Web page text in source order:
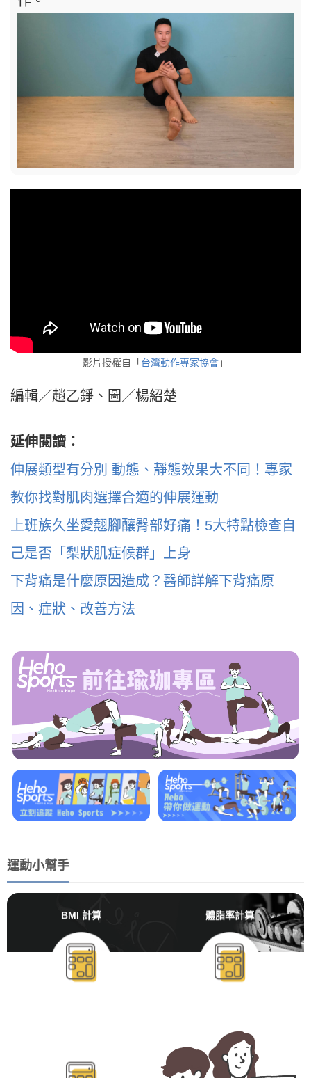
影片授權自「 台灣動作專家協會」
編輯／趙乙錚、圖／楊紹楚
延伸閱讀：
伸展類型有分別 動態、靜態效果大不同！專家
教你找對肌肉選擇合適的伸展運動
上班族久坐愛翹腳釀臀部好痛！5大特點檢查自
己是否「梨狀肌症候群」上身
下背痛是什麼原因造成？醫師詳解下背痛原
因、症狀、改善方法
運動小幫手
BMI 計算 體脂率計算